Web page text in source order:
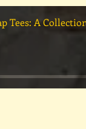
Tees: A